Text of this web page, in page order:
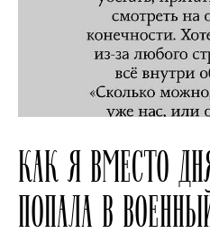
КАК Я ВМЕСТО
ПОПАЛА В